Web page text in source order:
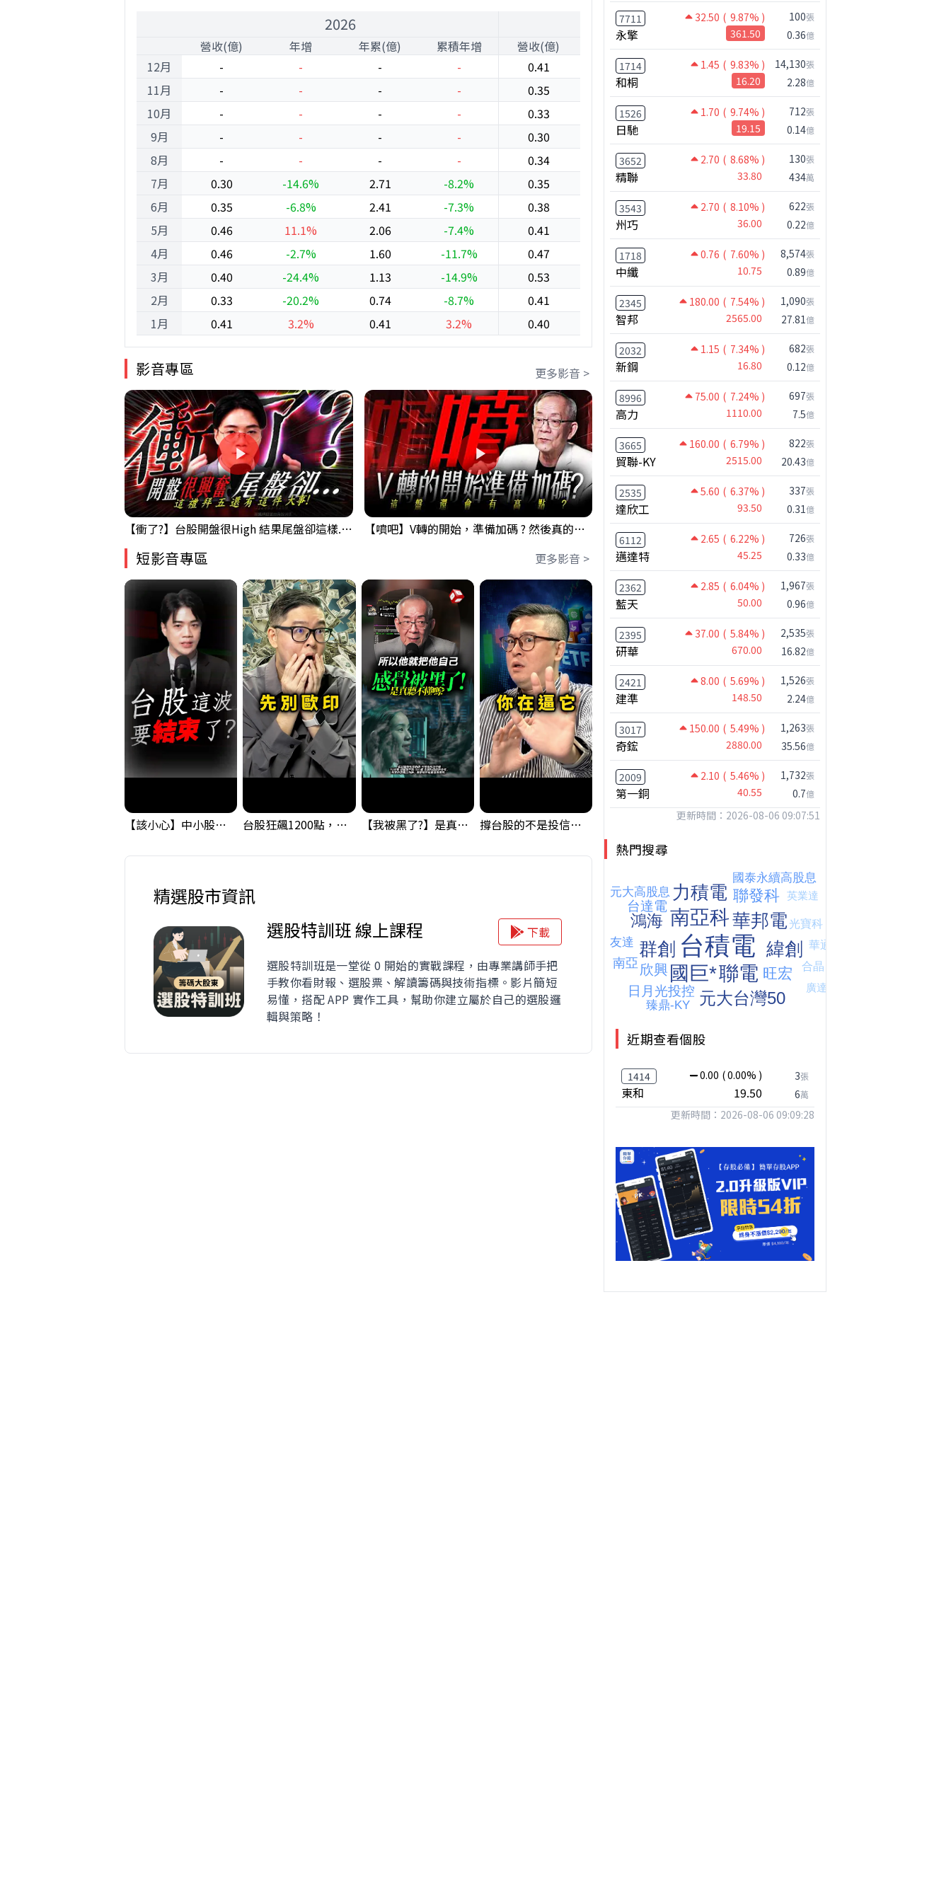
12月
11月
10月
9月
8月
7月
6月
5月
4月
3月
2月
1月
2026
營收(億) 年增 年累(億)
累積年增
-
- -
-
-
- -
-
-
- -
-
-
- -
-
-
- -
-
0.30
-14.6% 2.71
-8.2%
0.35
-6.8% 2.41
-7.3%
0.46
11.1% 2.06
-7.4%
0.46
-2.7% 1.60
-11.7%
0.40
-24.4% 1.13
-14.9%
0.33
-20.2% 0.74
-8.7%
0.41
3.2% 0.41 3.2%
2025
營收(億) 年增 年累(億)
累積年增
0.41
-1.3% 4.68
-10.7%
0.35
-8.0%
-11.5%
0.33
-15.0% 3.92
-11.8%
0.30
-19.7%
-11.5%
0.34
-15.0% 3.29
-10.6%
0.35
-22.0%
-10.1%
0.38
-8.0% 2.60
-8.2%
0.41
-18.9%
-8.2%
0.47
-6.7% 1.81
-5.3%
0.53
-3.4%
-4.9%
0.41
5.2% 0.81
-5.8%
0.40
-15.0% -15.0%
影音專區 更多影音 >
【衝了?】台股開盤很High 結果尾盤卻這樣... 錢進大趨勢 Mr.智霖 陳 2026/08/05 【噴吧】V轉的開始，準備加碼 ? 然後真的還有高點 ?｜ 盤後講股 Mr.永年 李 2026 / 08 / 05 鴻海跟上緯創 ! 國巨漲勢到頭了嗎!?｜0804 #國巨 #2317 #2317鴻海
短影音專區 更多影音 >
【該小心】中小股派對結束 ? 關鍵訊號都指向... 台股狂飆1200點，但還有兩關沒過｜Mr.Jimmy高志銘 #台股 #期貨 #加權指數 【我被黑了?】是真的聽不懂嗎...還是... #股票分析 #因果分析 撐台股的不是投信，是買ETF的你自己｜Mr.Jimmy高志銘 #ETF #投信買超 #台股 【危機只解除一半?】台股暴漲後別急追！量縮反彈藏隱憂 台股何時會出現真正的大反彈?｜Mr.Jimmy高志銘 #李永年 #台股
精選股市資訊
選股特訓班 線上課程
下載
選股特訓班是一堂從 0 開始的實戰課程，由專業講師手把
手教你看財報、選股票、解讀籌碼與技術指標。影片簡短
易懂，搭配 APP 實作工具，幫助你建立屬於自己的選股邏
輯與策略！
7711 32.50 ( 9.87% )
永擎 361.50
100張
0.36億
1714 1.45 ( 9.83% )
和桐 16.20
14,130張
2.28億
1526 1.70 ( 9.74% )
日馳 19.15
712張
0.14億
3652 2.70 ( 8.68% )
精聯 33.80
130張
434萬
3543 2.70 ( 8.10% )
州巧 36.00
622張
0.22億
1718 0.76 ( 7.60% )
中纖 10.75
8,574張
0.89億
2345 180.00 ( 7.54% )
智邦 2565.00
1,090張
27.81億
2032 1.15 ( 7.34% )
新鋼 16.80
682張
0.12億
8996 75.00 ( 7.24% )
高力 1110.00
697張
7.5億
3665 160.00 ( 6.79% )
貿聯-KY 2515.00
822張
20.43億
2535 5.60 ( 6.37% )
達欣工 93.50
337張
0.31億
6112 2.65 ( 6.22% )
邁達特 45.25
726張
0.33億
2362 2.85 ( 6.04% )
藍天 50.00
1,967張
0.96億
2395 37.00 ( 5.84% )
研華 670.00
2,535張
16.82億
2421 8.00 ( 5.69% )
建準 148.50
1,526張
2.24億
3017 150.00 ( 5.49% )
奇鋐 2880.00
1,263張
35.56億
2009 2.10 ( 5.46% )
第一銅 40.55
1,732張
0.7億
更新時間：2026-08-06 09:07:51
熱門搜尋
近期查看個股
1414 0.00 ( 0.00% )
東和 19.50
3張
6萬
更新時間：2026-08-06 09:09:28